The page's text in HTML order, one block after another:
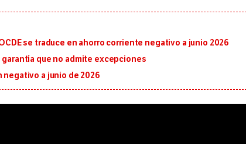
se traduce en ahorro corriente negativo a junio 2026
que no admite excepciones
a junio de 2026